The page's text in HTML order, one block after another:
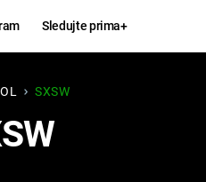
Sledujte prima+
SXSW